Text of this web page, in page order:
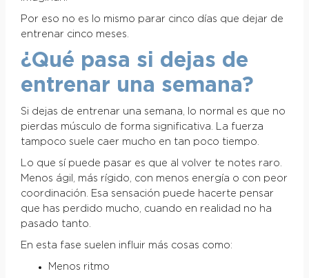
Por eso no es lo mismo parar cinco días que dejar de
entrenar cinco meses.
¿Qué pasa si dejas de
entrenar una semana?
Si dejas de entrenar una semana, lo normal es que no
pierdas músculo de forma significativa. La fuerza
tampoco suele caer mucho en tan poco tiempo.
Lo que sí puede pasar es que al volver te notes raro.
Menos ágil, más rígido, con menos energía o con peor
coordinación. Esa sensación puede hacerte pensar
que has perdido mucho, cuando en realidad no ha
pasado tanto.
En esta fase suelen influir más cosas como:
Menos ritmo